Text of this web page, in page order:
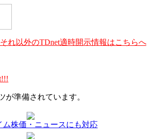
れ以外のTDnet適時開示情報はこちらへ
が準備されています。
ム株価・ニュースにも対応